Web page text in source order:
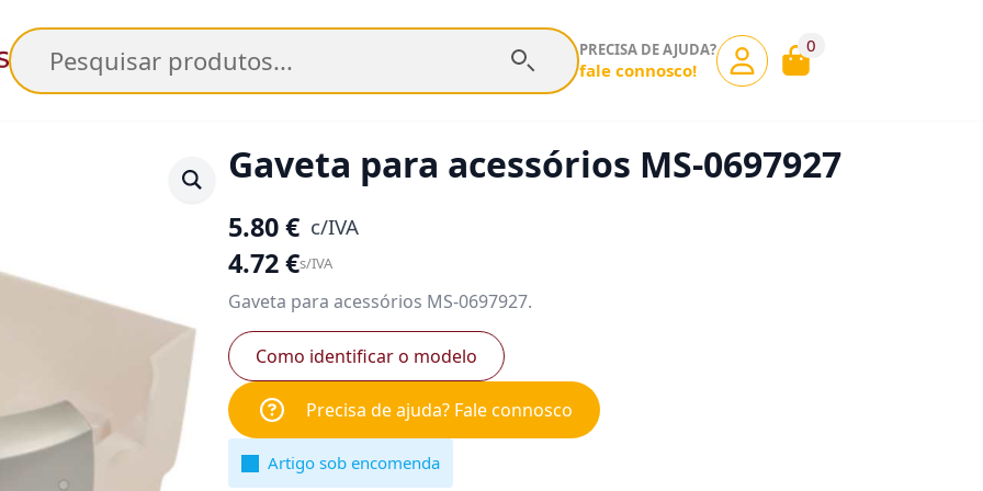
Pesquisar PRECISA DE AJUDA?
fale connosco!
0
Gaveta para acessórios MS-0697927
5.80€ c/IVA
4.72€s/IVA
Gaveta para acessórios MS-0697927.
Como identificar o modelo
Precisa de ajuda? Fale connosco
Artigo sob encomenda